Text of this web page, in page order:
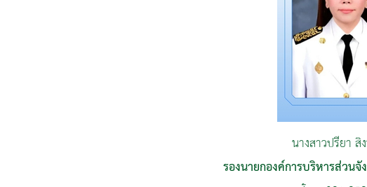
นางสาวปรียา สิ
รองนายกองค์การบริหารส่วน